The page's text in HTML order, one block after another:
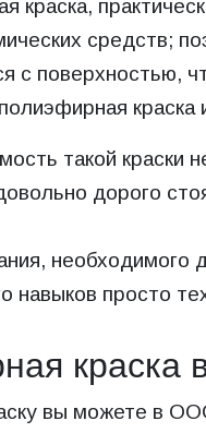
краска,
средств;
с поверхностью,
такой краски
дорого
необходимого
навыков просто
краска
вы можете в